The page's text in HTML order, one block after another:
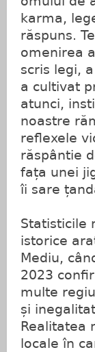
karma,
răspuns.
omenirea
scris legi,
a cultivat
atunci,
noastre
reflexele
răspântie
fața unei
îi sare
Statisticile
istorice
Mediu,
2023
multe
și
Realitatea
locale în